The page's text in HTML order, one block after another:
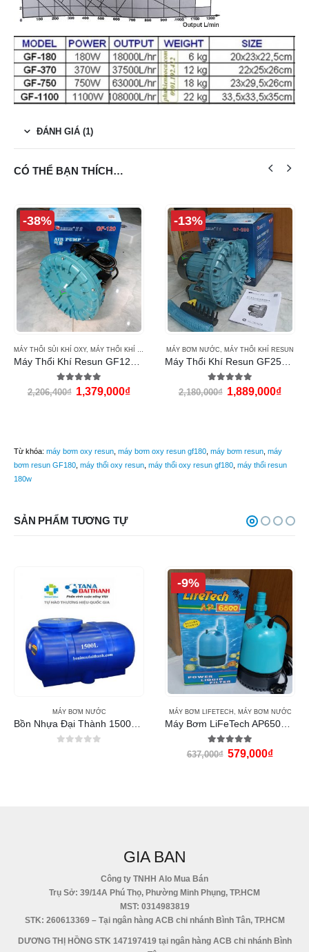
ĐÁNH GIÁ (1)
CÓ THỂ BẠN THÍCH…
-38%
MÁY THỔI SỦI KHÍ OXY, MÁY THỔI KHÍ RESUN
Máy Thổi Khí Resun GF120 (120w)
5.00 out of 5
2,206,400₫ 1,379,000₫
-13%
MÁY BƠM NƯỚC, MÁY THỔI KHÍ RESUN
Máy Thổi Khí Resun GF250 (250w)
5.00 out of 5
2,180,000₫ 1,889,000₫
Từ khóa: máy bơm oxy resun máy bơm oxy resun gf180 máy bơm resun máy
bơm resun GF180 máy thổi oxy resun máy thổi oxy resun gf180 máy thổi resun
180w
SẢN PHẨM TƯƠNG TỰ
MÁY BƠM NƯỚC
-9%
MÁY BƠM LIFETECH MÁY BƠM NƯỚC
5.00 out of 5
637,000₫ 579,000₫
GIA BAN
Công ty TNHH Alo Mua Bán
Trụ Sở: 39/14A Phú Thọ, Phường Minh Phụng, TP.HCM
MST: 0314983819
STK: 260613369 – Tại ngân hàng ACB chi nhánh Bình Tân, TP.HCM
DƯƠNG THỊ HỒNG STK 147197419 tại ngân hàng ACB chi nhánh Bình